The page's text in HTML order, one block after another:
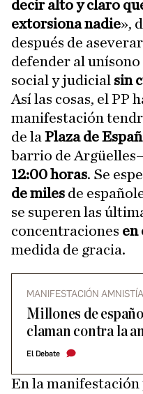
decir alto y claro
extorsiona nadie»,
después de
defender al
social y judicial sin
Así las cosas, el PP
manifestación
de la Plaza de
barrio de
12:00 horas. Se
de miles de
se superen las
concentraciones en
medida de gracia.
MANIFESTACIÓN AMNISTÍA
Millones de
claman contra la
El Debate
En la